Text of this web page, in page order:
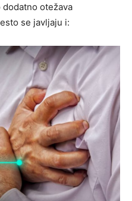
otežava
se javljaju i: